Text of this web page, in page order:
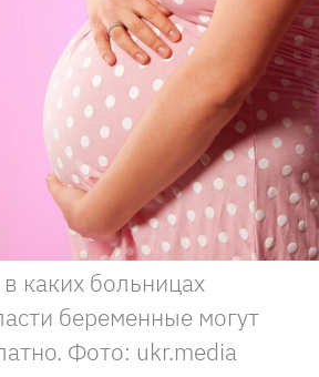
каких больницах
беременные могут
Фото: ukr.media